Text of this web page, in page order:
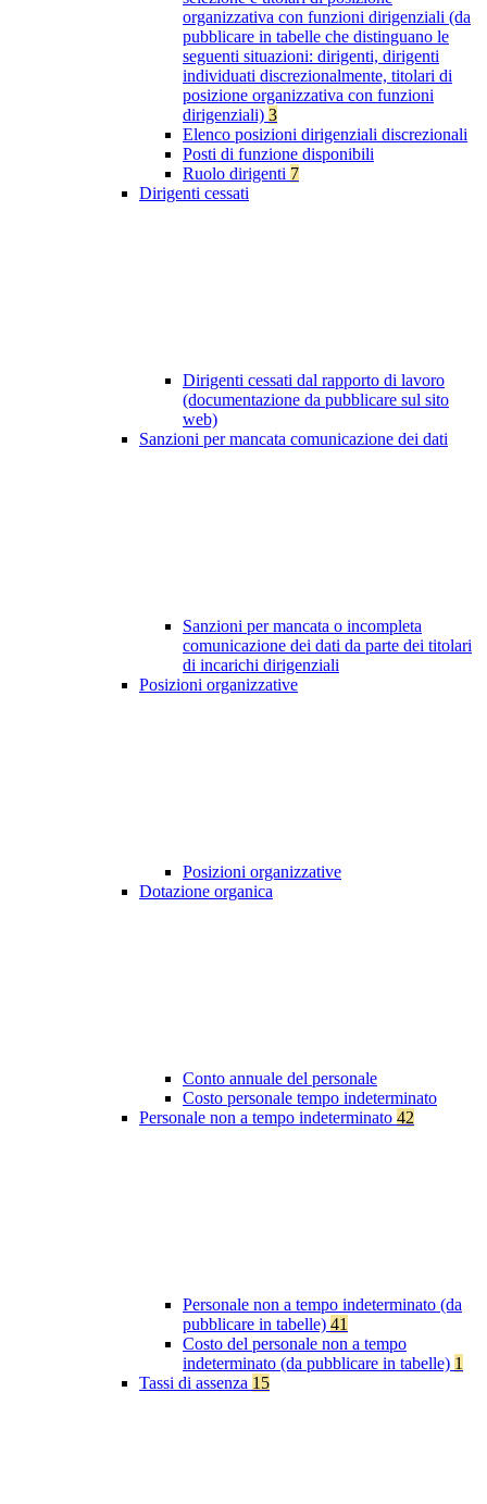
organizzativa con funzioni dirigenziali (da
pubblicare in tabelle che distinguano le
seguenti situazioni: dirigenti, dirigenti
individuati discrezionalmente, titolari di
posizione organizzativa con funzioni
dirigenziali) 3
Elenco posizioni dirigenziali discrezionali
Posti di funzione disponibili
Ruolo dirigenti 7
Dirigenti cessati
Dirigenti cessati dal rapporto di lavoro
(documentazione da pubblicare sul sito
web)
Sanzioni per mancata comunicazione dei dati
Sanzioni per mancata o incompleta
comunicazione dei dati da parte dei titolari
di incarichi dirigenziali
Posizioni organizzative
Posizioni organizzative
Dotazione organica
Conto annuale del personale
Costo personale tempo indeterminato
Personale non a tempo indeterminato 42
Personale non a tempo indeterminato (da
pubblicare in tabelle) 41
Costo del personale non a tempo
indeterminato (da pubblicare in tabelle) 1
Tassi di assenza 15